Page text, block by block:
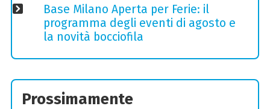
Base Milano Aperta per Ferie: il
programma degli eventi di agosto e
la novità bocciofila
Prossimamente